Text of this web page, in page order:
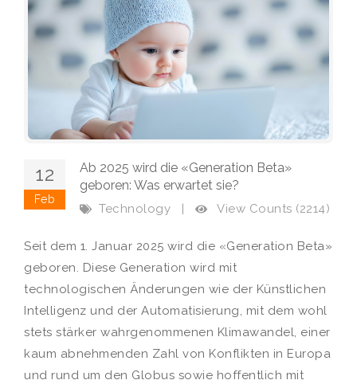
12
Feb
Ab 2025 wird die «Generation Beta»
geboren: Was erwartet sie?
Technology | View Counts (2214)
Seit dem 1. Januar 2025 wird die «Generation Beta»
geboren. Diese Generation wird mit
technologischen Änderungen wie der Künstlichen
Intelligenz und der Automatisierung, mit dem wohl
stets stärker wahrgenommenen Klimawandel, einer
kaum abnehmenden Zahl von Konflikten in Europa
und rund um den Globus sowie hoffentlich mit